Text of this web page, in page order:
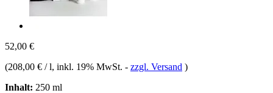
52,00 €
(208,00 € / l, inkl. 19% MwSt. - zzgl. Versand )
Inhalt: 250 ml